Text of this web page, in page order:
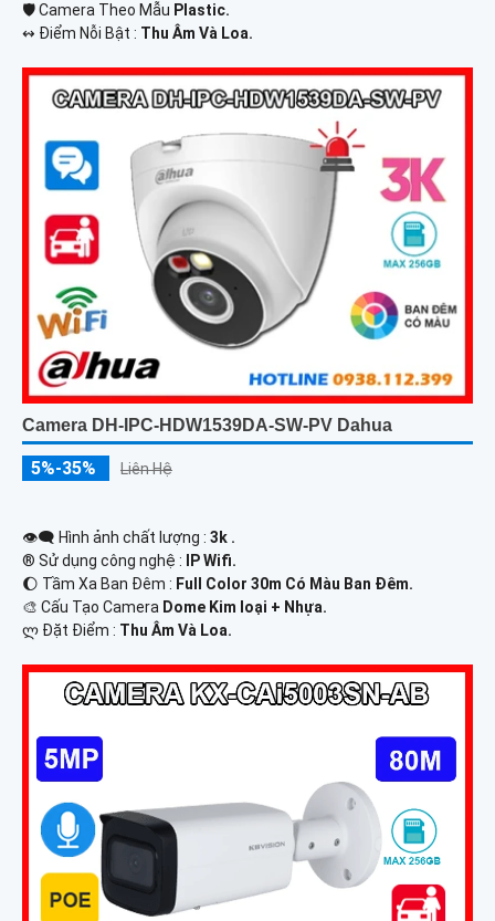
🛡 Camera Theo Mẫu Plastic.
️↭ Điểm Nỗi Bật : Thu Âm Và Loa.
Camera DH-IPC-HDW1539DA-SW-PV Dahua
5%-35% Liên Hệ
👁️‍🗨 Hình ảnh chất lượng : 3k .
®️ Sử dụng công nghệ :
IP Wifi.
🌔 Tầm Xa Ban Đêm : Full Color 30m Có Màu Ban Ðêm.
🎨 Cấu Tạo Camera Dome Kim loại + Nhựa.
️ლ Đặt Điểm : Thu Âm Và Loa.